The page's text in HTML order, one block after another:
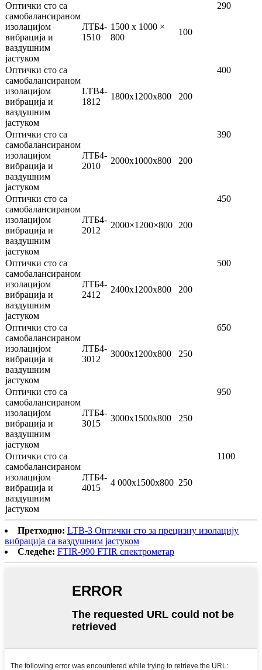
Оптички сто са
самобалансираном
изолацијом
вибрација и
ваздушним
јастуком
ЛТБ4-
1510
1500 x 1000 ×
800
100
290
Оптички сто са
самобалансираном
изолацијом
вибрација и
ваздушним
јастуком
LTB4-
1812
1800x1200x800 200
400
Оптички сто са
самобалансираном
изолацијом
вибрација и
ваздушним
јастуком
ЛТБ4-
2010
2000x1000x800 200
390
Оптички сто са
самобалансираном
изолацијом
вибрација и
ваздушним
јастуком
ЛТБ4-
2012
2000×1200×800 200
450
Оптички сто са
самобалансираном
изолацијом
вибрација и
ваздушним
јастуком
ЛТБ4-
2412
2400x1200x800 200
500
Оптички сто са
самобалансираном
изолацијом
вибрација и
ваздушним
јастуком
ЛТБ4-
3012
3000x1200x800 250
650
Оптички сто са
самобалансираном
изолацијом
вибрација и
ваздушним
јастуком
ЛТБ4-
3015
3000x1500x800 250
950
Оптички сто са
самобалансираном
изолацијом
вибрација и
ваздушним
јастуком
ЛТБ4-
4015
4 000x1500x800 250
1100
Претходно: LTB-3 Оптички сто за прецизну изолацију
вибрација са ваздушним јастуком
Следеће: FTIR-990 FTIR спектрометар